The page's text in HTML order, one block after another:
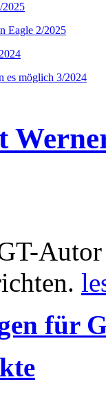
2025
Eagle 2/2025
es möglich 3/2024
für